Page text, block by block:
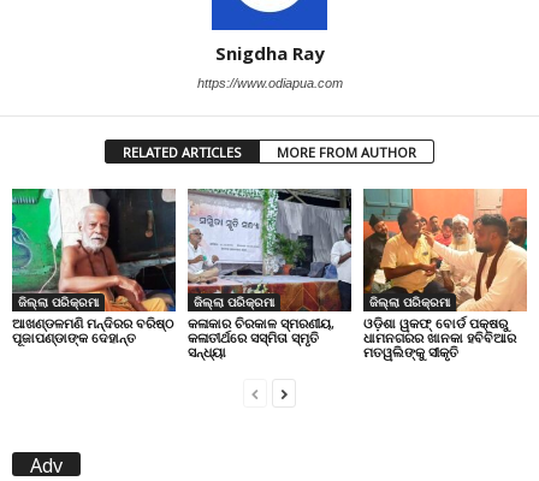
Snigdha Ray
https://www.odiapua.com
RELATED ARTICLES MORE FROM AUTHOR
ଜିଲ୍ଲା ପରିକ୍ରମା
ଆଖଣ୍ଡଳମଣି ମନ୍ଦିରର ବରିଷ୍ଠ
ପୂଜାପଣ୍ଡାଙ୍କ ଦେହାନ୍ତ
ଜିଲ୍ଲା ପରିକ୍ରମା
କଳାକାର ଚିରକାଳ ସ୍ମରଣୀୟ,
କଳାତୀର୍ଥରେ ସସ୍ମିତା ସ୍ମୃତି
ସନ୍ଧ୍ୟା
ଜିଲ୍ଲା ପରିକ୍ରମା
ଓଡ଼ିଶା ୱକଫ୍ ବୋର୍ଡ ପକ୍ଷରୁ
ଧାମନଗରର ଖାନକା ହବିବିଆର
ମତୱଲିଙ୍କୁ ସୀକୃତି
Adv